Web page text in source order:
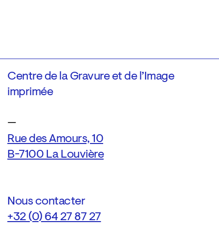
Centre de la Gravure et de l’Image
imprimée
—
Rue des Amours, 10
B-7100 La Louvière
Nous contacter
+32 (0) 64 27 87 27